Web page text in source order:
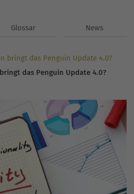
Glossar News
das Penguin Update 4.0?